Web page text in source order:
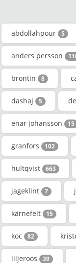
abdollahpour 5
anders persson
brontin 8
dashaj 5
enar johansson 15
granfors 102
hultqvist 663
jageklint 7
kärnefelt 15
koc 82
liljeroos 39